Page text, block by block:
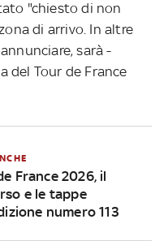
"chiesto di non
di arrivo. In altre
sarà -
del Tour de France
France 2026, il
e le tappe
numero 113